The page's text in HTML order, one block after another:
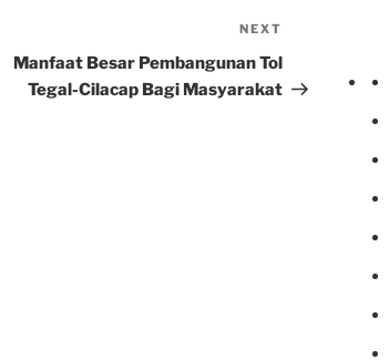
Post
NEXT
Manfaat Besar Pembangunan Tol
Tegal-Cilacap Bagi Masyarakat